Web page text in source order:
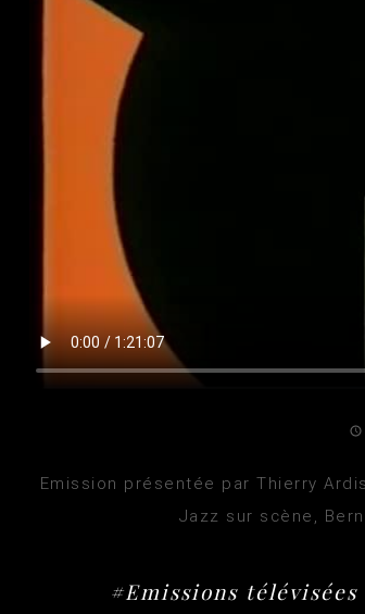
Emission présentée par Thierry
Jazz sur scène,
#Emissions télévisées